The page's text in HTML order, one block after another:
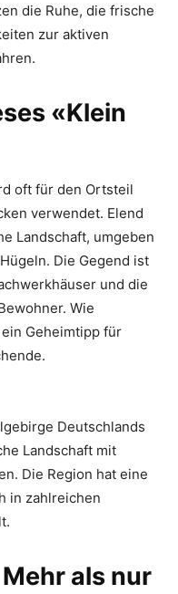
die Ruhe, die frische
zur aktiven
«Klein
oft für den Ortsteil
verwendet. Elend
Landschaft, umgeben
Die Gegend ist
und die
Wie
Geheimtipp für
Deutschlands
Landschaft mit
Die Region hat eine
in zahlreichen
als nur